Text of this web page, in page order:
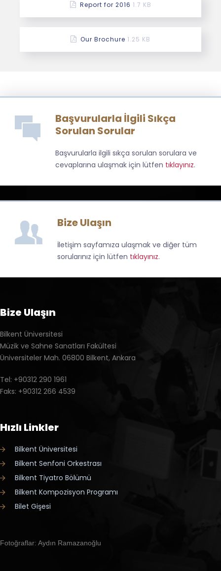
Report for 2016 1.7 KB
Our Brochure 1.25 KB
Başvurularla İlgili Sıkça
Sorulan Sorular
Başvurularla ilgili sıkça sorulan sorulara ve
cevaplarına ulaşmak için lütfen tıklayınız.
Bize Ulaşın
İletişim sayfamıza ulaşmak ve diğer tüm
sorularınız için lütfen tıklayınız.
Bize Ulaşın
Bilkent Üniversitesi
Müzik ve Sahne Sanatları Fakültesi
Üniversiteler Mah. 06800 Bilkent, Ankara
Tel: +90312 290 1961
Faks: +90312 266 4539
Hızlı Linkler
Bilkent Üniversitesi
Bilkent Senfoni Orkestrası
Bilkent Tiyatro Bölümü
Bilkent Kompozisyon Programı
Bilet Gişesi
Fotoğraflar: Aydın Ramazanoğlu